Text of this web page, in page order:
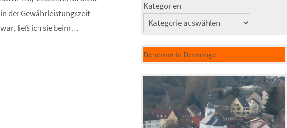
in der Gewährleistungszeit
war, ließ ich sie beim…
Kategorien
Dehemm in Derminge